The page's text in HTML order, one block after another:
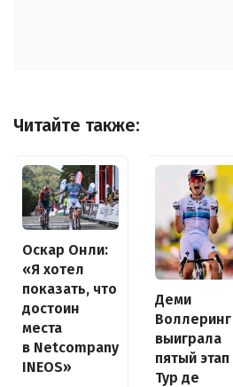
Читайте также:
Оскар Онли:
«Я хотел
показать, что
достоин
места
в Netcompany
INEOS»
Деми
Воллеринг
выиграла
пятый этап
Тур де